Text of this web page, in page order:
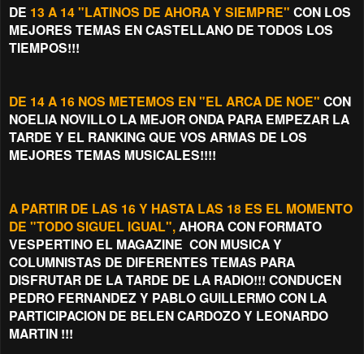
DE 13 A 14 "LATINOS DE AHORA Y SIEMPRE" CON LOS
MEJORES TEMAS EN CASTELLANO DE TODOS LOS
TIEMPOS!!!
DE 14 A 16 NOS METEMOS EN "EL ARCA DE NOE" CON
NOELIA NOVILLO LA MEJOR ONDA PARA EMPEZAR LA
TARDE Y EL RANKING QUE VOS ARMAS DE LOS
MEJORES TEMAS MUSICALES!!!!
A PARTIR DE LAS 16 Y HASTA LAS 18 ES EL MOMENTO
DE "TODO SIGUEL IGUAL",AHORA CON FORMATO
VESPERTINO EL MAGAZINE CON MUSICA Y
COLUMNISTAS DE DIFERENTES TEMAS PARA
DISFRUTAR DE LA TARDE DE LA RADIO!!! CONDUCEN
PEDRO FERNANDEZ Y PABLO GUILLERMO CON LA
PARTICIPACION DE BELEN CARDOZO Y LEONARDO
MARTIN !!!